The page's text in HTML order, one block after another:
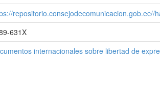
repositorio.consejodecomunicacion.gob.ec//
631X
internacionales sobre libertad de